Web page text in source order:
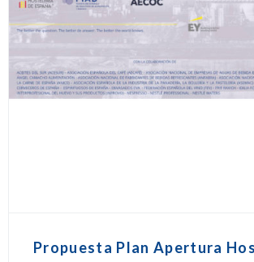
Propuesta Plan Apertura